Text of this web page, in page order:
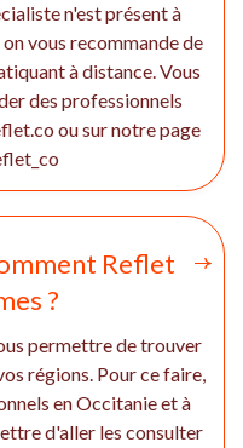
n'est présent à
vous recommande de
à distance. Vous
des professionnels
ou sur notre page
Reflet
?
permettre de trouver
régions. Pour ce faire,
en Occitanie et à
d'aller les consulter